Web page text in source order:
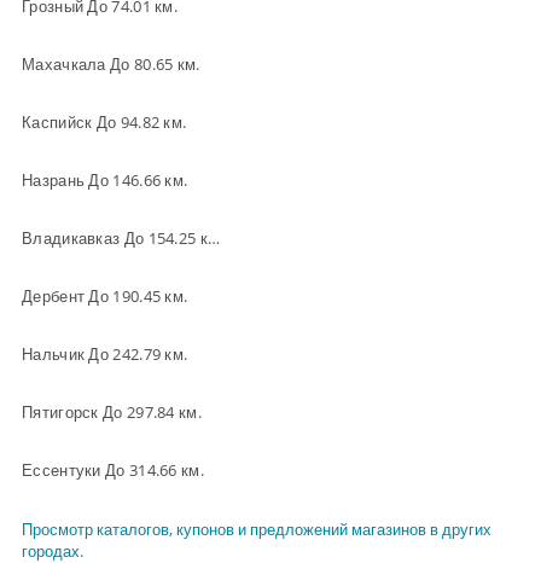
Грозный До 74.01 км.
Махачкала До 80.65 км.
Каспийск До 94.82 км.
Назрань До 146.66 км.
Владикавказ До 154.25 км.
Дербент До 190.45 км.
Нальчик До 242.79 км.
Пятигорск До 297.84 км.
Ессентуки До 314.66 км.
Просмотр каталогов, купонов и предложений магазинов в других
городах.